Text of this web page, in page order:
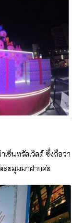
ซ็นทรัลเวิลด์ ซึ่งถือว่า
ละมุมมาฝากค่ะ